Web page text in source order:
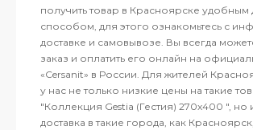
получить товар в Красноярске удобным
способом, для этого ознакомьтесь с
доставке и самовывозе. Вы всегда
заказ и оплатить его онлайн на
«Cersanit» в России. Для жителей
у нас не только низкие цены на такие
"Коллекция Gestia (Гестия) 270x400 ", но
доставка в такие города, как